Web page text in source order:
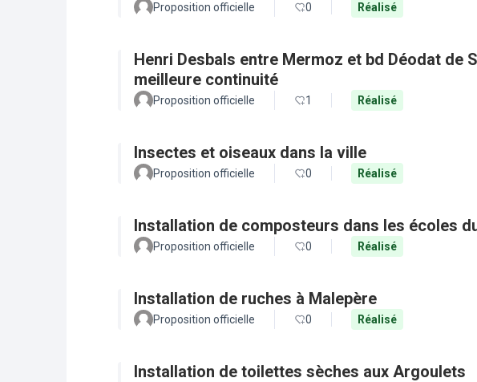
Proposition officielle 0 Réalisé
Henri Desbals entre Mermoz et bd Déodat de
meilleure continuité
Proposition officielle 1 Réalisé
Insectes et oiseaux dans la ville
Proposition officielle 0 Réalisé
Installation de composteurs dans les écoles
Proposition officielle 0 Réalisé
Installation de ruches à Malepère
Proposition officielle 0 Réalisé
Installation de toilettes sèches aux Argoulets